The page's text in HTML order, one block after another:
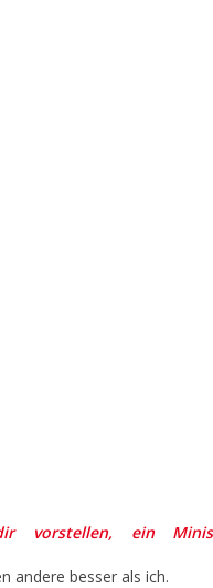
vorstellen, ein
andere besser als ich.